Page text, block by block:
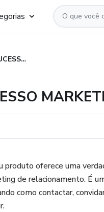
OFICINA DO SUCESSO MARKETING DE RELACIONAMENTO
produto oferece uma
de relacionamento. É
como contactar,